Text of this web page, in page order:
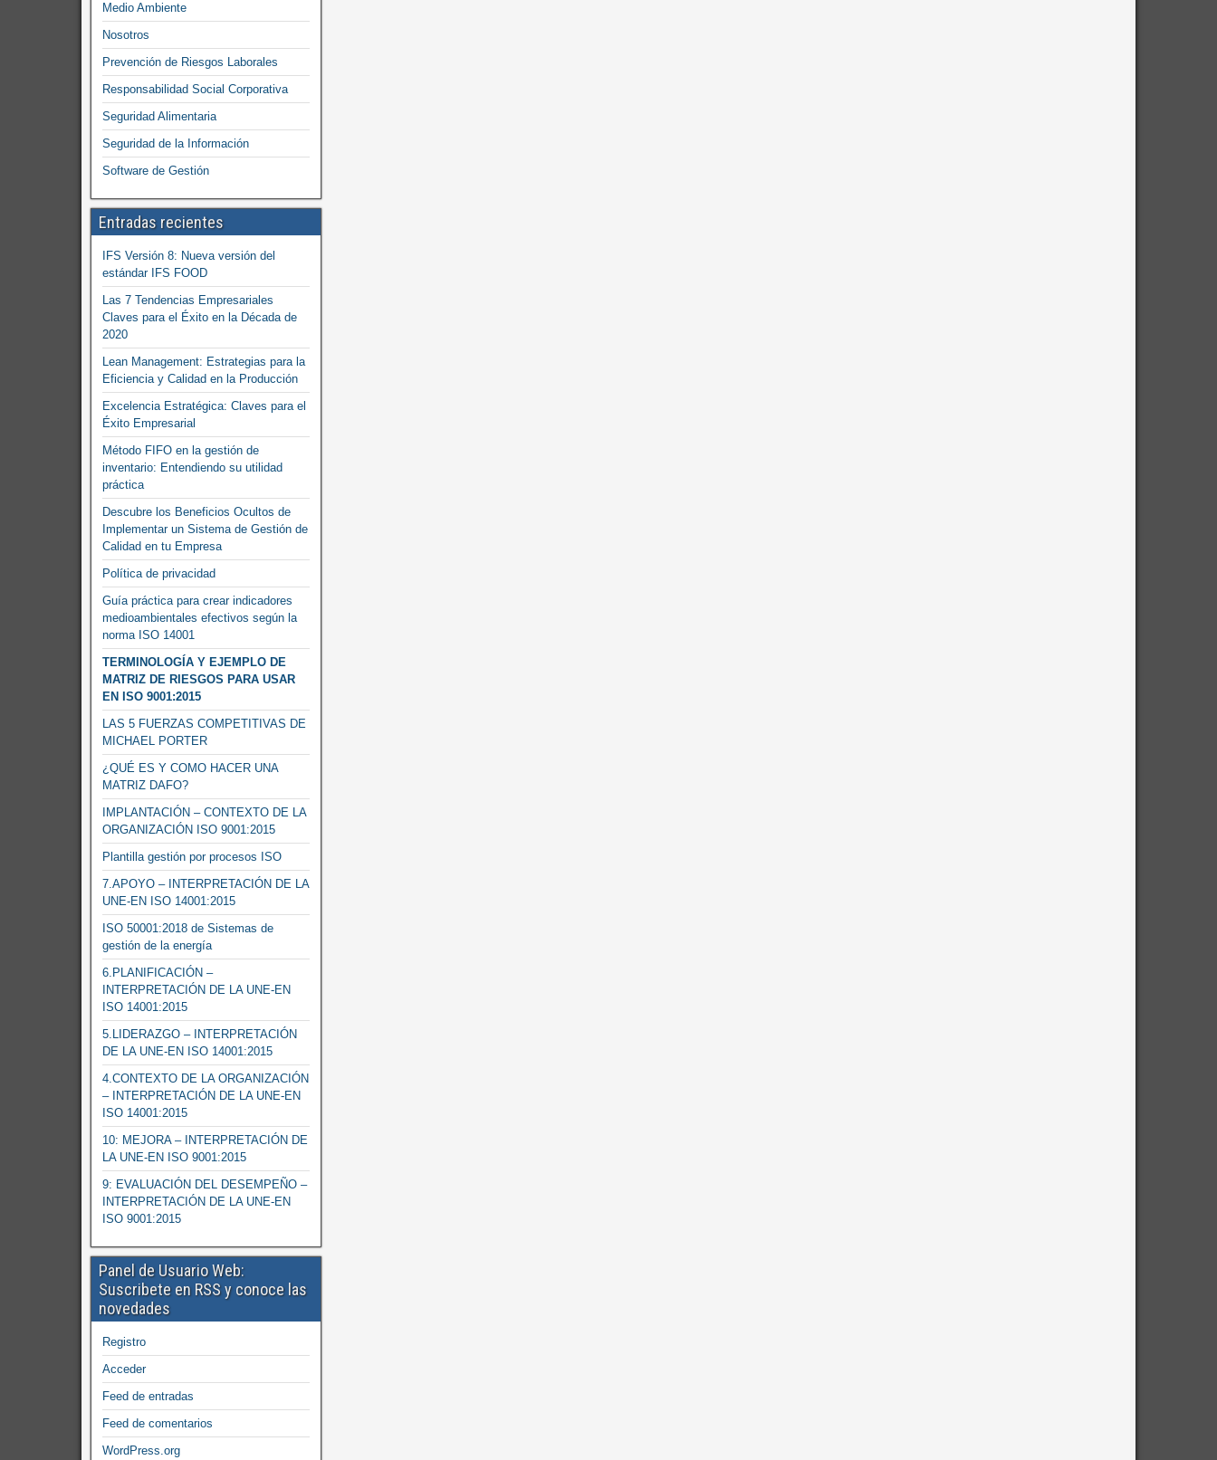
Medio Ambiente
Nosotros
Prevención de Riesgos Laborales
Responsabilidad Social Corporativa
Seguridad Alimentaria
Seguridad de la Información
Software de Gestión
Entradas recientes
IFS Versión 8: Nueva versión del
estándar IFS FOOD
Las 7 Tendencias Empresariales
Claves para el Éxito en la Década de
2020
Lean Management: Estrategias para la
Eficiencia y Calidad en la Producción
Excelencia Estratégica: Claves para el
Éxito Empresarial
Método FIFO en la gestión de
inventario: Entendiendo su utilidad
práctica
Descubre los Beneficios Ocultos de
Implementar un Sistema de Gestión de
Calidad en tu Empresa
Política de privacidad
Guía práctica para crear indicadores
medioambientales efectivos según la
norma ISO 14001
TERMINOLOGÍA Y EJEMPLO DE
MATRIZ DE RIESGOS PARA USAR
EN ISO 9001:2015
LAS 5 FUERZAS COMPETITIVAS DE
MICHAEL PORTER
¿QUÉ ES Y COMO HACER UNA
MATRIZ DAFO?
IMPLANTACIÓN – CONTEXTO DE LA
ORGANIZACIÓN ISO 9001:2015
Plantilla gestión por procesos ISO
7.APOYO – INTERPRETACIÓN DE LA
UNE-EN ISO 14001:2015
ISO 50001:2018 de Sistemas de
gestión de la energía
6.PLANIFICACIÓN –
INTERPRETACIÓN DE LA UNE-EN
ISO 14001:2015
5.LIDERAZGO – INTERPRETACIÓN
DE LA UNE-EN ISO 14001:2015
4.CONTEXTO DE LA ORGANIZACIÓN
– INTERPRETACIÓN DE LA UNE-EN
ISO 14001:2015
10: MEJORA – INTERPRETACIÓN DE
LA UNE-EN ISO 9001:2015
9: EVALUACIÓN DEL DESEMPEÑO –
INTERPRETACIÓN DE LA UNE-EN
ISO 9001:2015
Panel de Usuario Web:
Suscribete en RSS y conoce las
novedades
Registro
Acceder
Feed de entradas
Feed de comentarios
WordPress.org